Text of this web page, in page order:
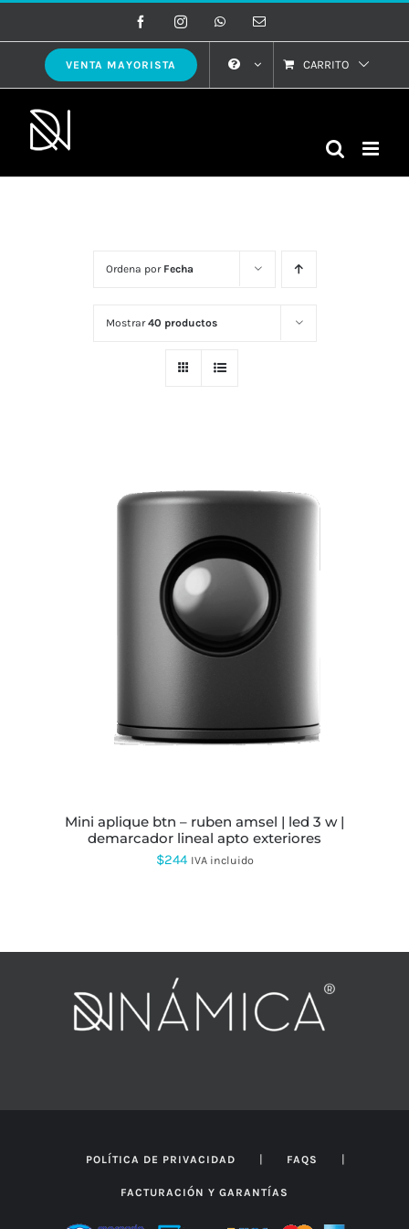
al
contenido
FacebookInstagramWhatsAppCorreo
VENTA MAYORISTA CARRITO
Ordena por Fecha
Mostrar40 productos
PRODUCTO
TIENE
SE
PÁGINA
DE
PRODUCTO
mini aplique btn – ruben amsel | led 3 w |
demarcador lineal apto exteriores
$244 IVA incluido
POLÍTICA DE PRIVACIDAD | FAQS |
FACTURACIÓN Y GARANTÍAS